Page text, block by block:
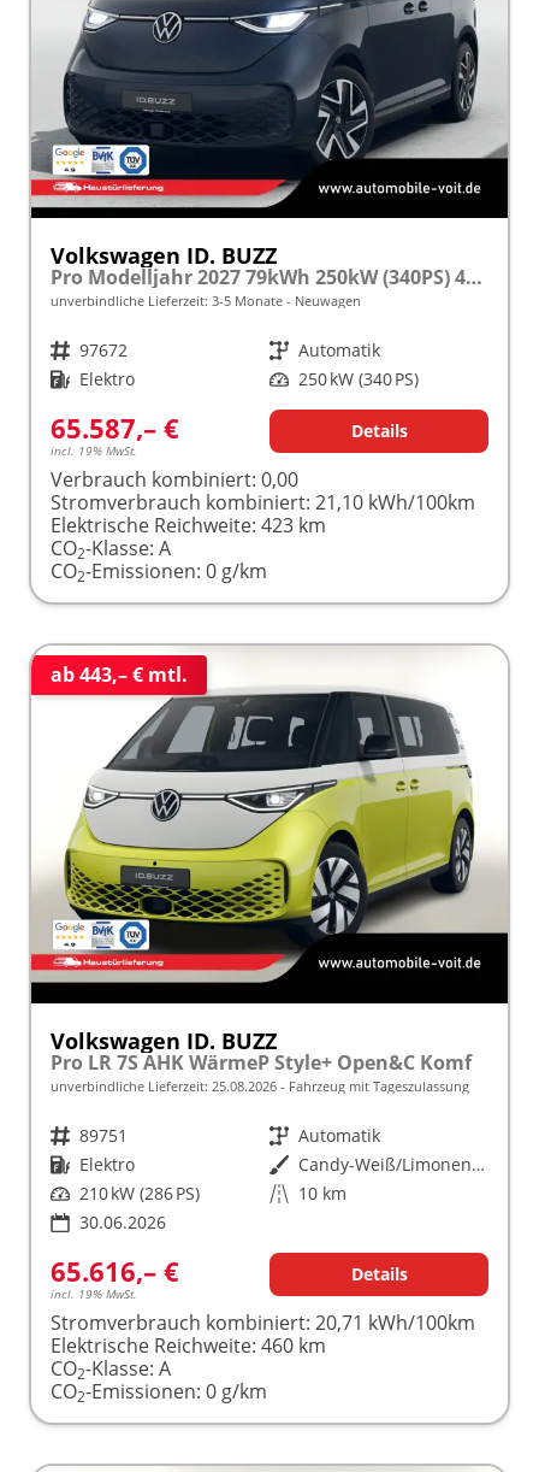
Volkswagen ID. BUZZ
Pro Modelljahr 2027 79kWh 250kW (340PS) 4MOTION LED/SMARTLINK/ACC frei konfigurierbar!
unverbindliche Lieferzeit: 3-5 Monate Neuwagen
Fahrzeugnr. 97672 Getriebe Automatik
Kraftstoff Elektro Leistung 250 kW (340 PS)
65.587,– €
incl. 19% MwSt.
Details
Verbrauch kombiniert: 0,00
Stromverbrauch kombiniert: 21,10 kWh/100km
Elektrische Reichweite: 423 km
CO2-Klasse: A
CO2-Emissionen: 0 g/km
ab 443,– € mtl.
Volkswagen ID. BUZZ
Pro LR 7S AHK WärmeP Style+ Open&C Komf
unverbindliche Lieferzeit: 25.08.2026 Fahrzeug mit Tageszulassung
Fahrzeugnr. 89751 Getriebe Automatik
Kraftstoff Elektro Außenfarbe
Candy-Weiß/Limonengelb Metallic
Leistung 210 kW (286 PS) Kilometerstand 10 km
30.06.2026
65.616,– €
incl. 19% MwSt.
Details
Stromverbrauch kombiniert: 20,71 kWh/100km
Elektrische Reichweite: 460 km
CO2-Klasse: A
CO2-Emissionen: 0 g/km